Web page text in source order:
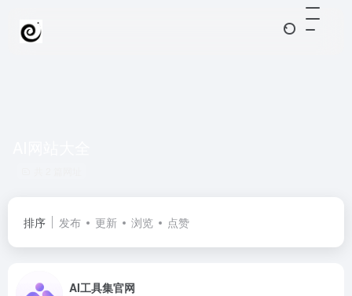
排序 发布 更新 浏览 点赞
AI工具集官网